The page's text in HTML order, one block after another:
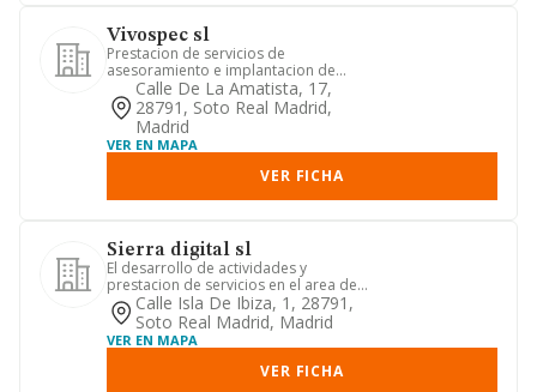
Vivospec sl
Prestacion de servicios de
asesoramiento e implantacion de
tecnicas de exploracion por
resonancia m...
Calle De La Amatista, 17,
28791, Soto Real Madrid,
Madrid
VER EN MAPA
VER FICHA
Sierra digital sl
El desarrollo de actividades y
prestacion de servicios en el area de
las telecomunicaciones, la inf...
Calle Isla De Ibiza, 1, 28791,
Soto Real Madrid, Madrid
VER EN MAPA
VER FICHA